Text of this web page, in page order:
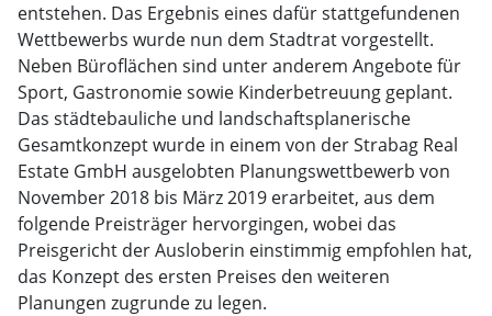
entstehen. Das Ergebnis eines dafür stattgefundenen
Wettbewerbs wurde nun dem Stadtrat vorgestellt.
Neben Büroflächen sind unter anderem Angebote für
Sport, Gastronomie sowie Kinderbetreuung geplant.
Das städtebauliche und landschaftsplanerische
Gesamtkonzept wurde in einem von der Strabag Real
Estate GmbH ausgelobten Planungswettbewerb von
November 2018 bis März 2019 erarbeitet, aus dem
folgende Preisträger hervorgingen, wobei das
Preisgericht der Ausloberin einstimmig empfohlen hat,
das Konzept des ersten Preises den weiteren
Planungen zugrunde zu legen.